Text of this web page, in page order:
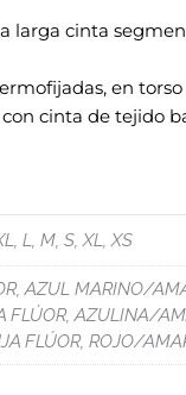
larga cinta
en
cinta de tejido
L, M, S, XL, XS
AZUL MARINO/
AZULINA/
FLÚOR, ROJO/